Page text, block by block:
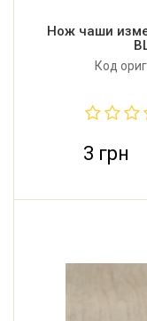
Нож чаши
Код
3 грн